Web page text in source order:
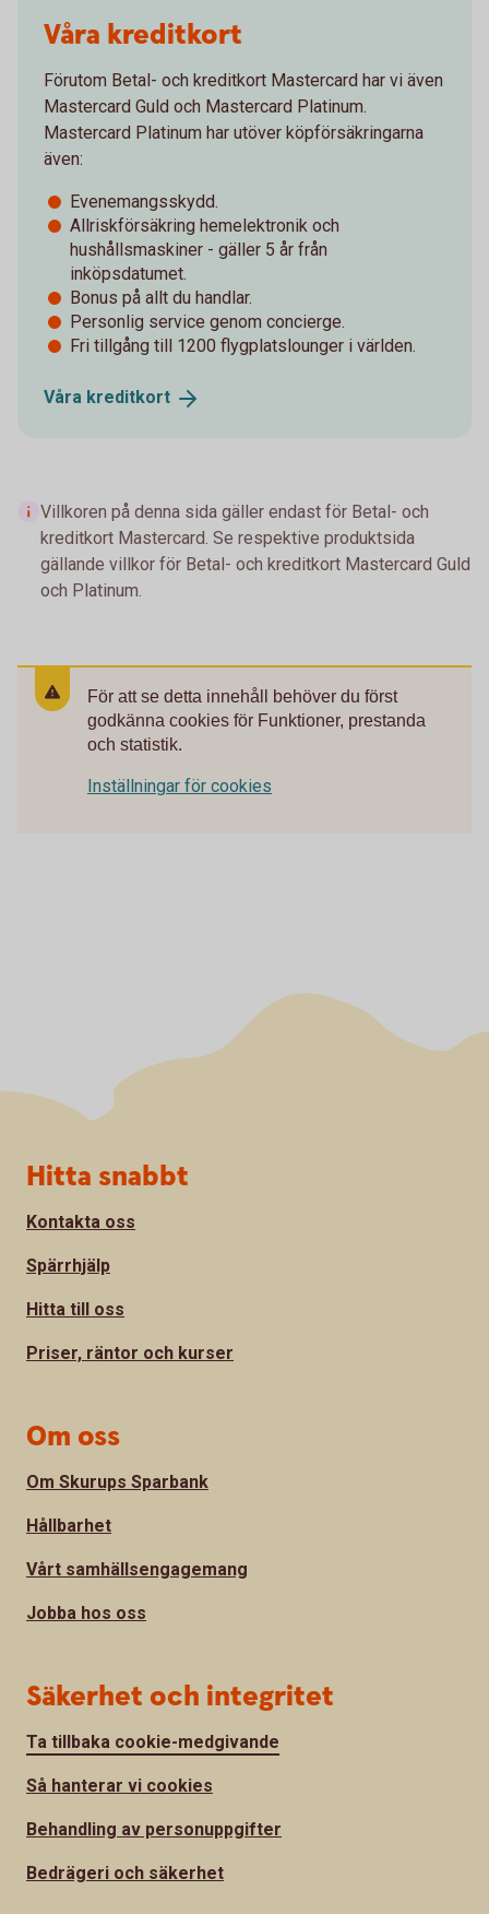
Våra kreditkort
Förutom Betal- och kreditkort Mastercard har vi även
Mastercard Guld och Mastercard Platinum.
Mastercard Platinum har utöver köpförsäkringarna
även:
Evenemangsskydd.
Allriskförsäkring hemelektronik och
hushållsmaskiner - gäller 5 år från
inköpsdatumet.
Bonus på allt du handlar.
Personlig service genom concierge.
Fri tillgång till 1200 flygplatslounger i världen.
Våra kreditkort
Villkoren på denna sida gäller endast för Betal- och
kreditkort Mastercard. Se respektive produktsida
gällande villkor för Betal- och kreditkort Mastercard Guld
och Platinum.
För att se detta innehåll behöver du först
godkänna cookies för Funktioner, prestanda
och statistik.
Inställningar för cookies
Sidfot
Hitta snabbt
Kontakta oss
Spärrhjälp
Hitta till oss
Priser, räntor och kurser
Om oss
Om Skurups Sparbank
Hållbarhet
Vårt samhällsengagemang
Jobba hos oss
Säkerhet och integritet
Ta tillbaka cookie-medgivande
Så hanterar vi cookies
Behandling av personuppgifter
Bedrägeri och säkerhet